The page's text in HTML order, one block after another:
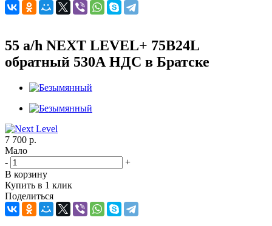
55 a/h NEXT LEVEL+ 75B24L
обратный 530А НДС в Братске
7 700 р.
Мало
-
+
В корзину
Купить в 1 клик
Поделиться